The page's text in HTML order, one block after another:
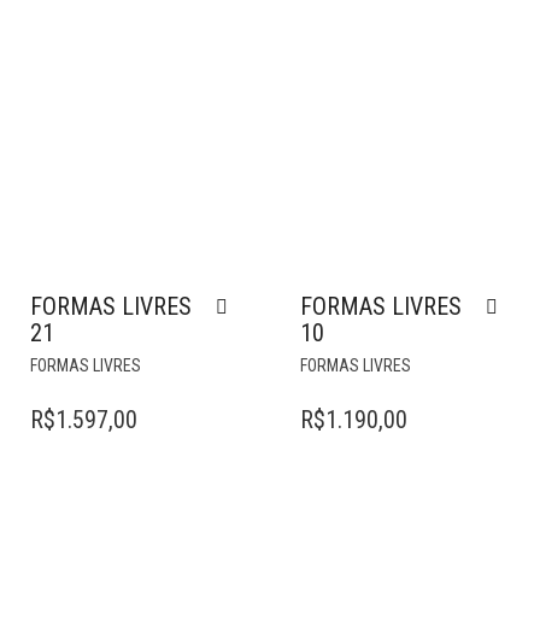
FORMAS LIVRES
21
FORMAS LIVRES
R$1.597,00
FORMAS LIVRES
10
FORMAS LIVRES
R$1.190,00